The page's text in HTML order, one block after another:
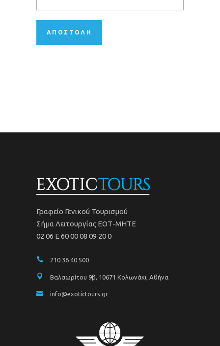
Γραφείο Γενικού Τουρισμού
Σήμα Λειτουργίας ΕΟΤ-ΜΗΤΕ
02 06 Ε 60 00 08 09 20 0
210 36 40 500
Βαλαωρίτου 9β, 10671 Κολωνάκι, Αθήνα
info@exotictours.gr